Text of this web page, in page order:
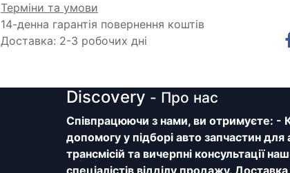
Терміни та умови
14-денна гарантія повернення коштів
Доставка: 2-3 робочих дні
Discovery - Про нас
Співпрацюючи з нами, ви отримуєте: -
допомогу у підборі авто запчастин
трансмісій та вичерпні консультації
спеціалістів відділу продажу.